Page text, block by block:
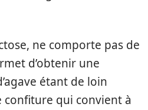
ne comporte pas de
d’obtenir une
étant de loin
confiture qui convient à